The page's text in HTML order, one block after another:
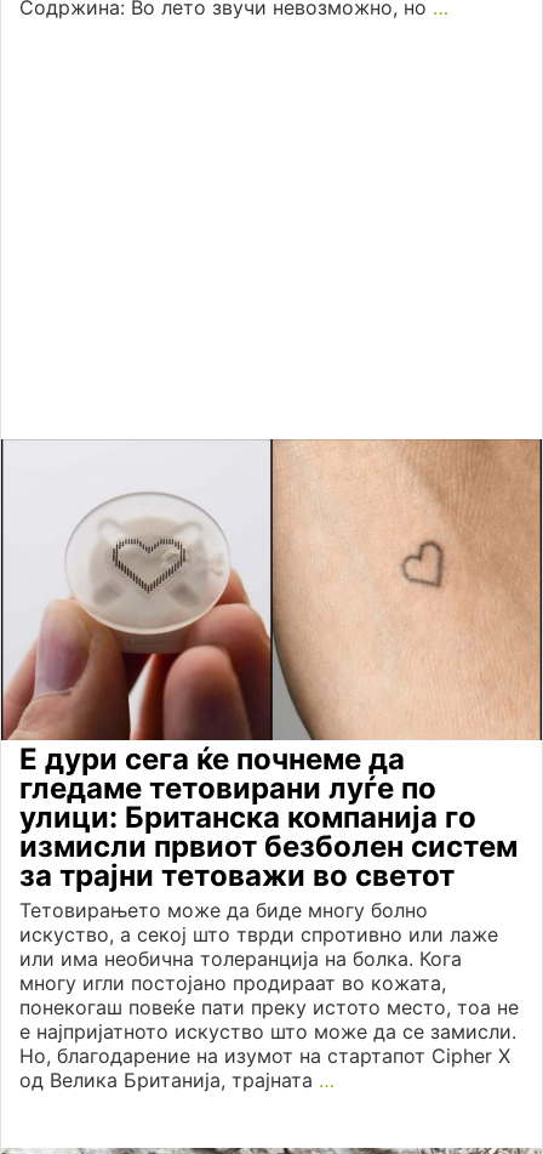
Содржина: Во лето звучи невозможно, но …
Е дури сега ќе почнеме да
гледаме тетовирани луѓе по
улици: Британска компанија го
измисли првиот безболен систем
за трајни тетоважи во светот
Тетовирањето може да биде многу болно
искуство, а секој што тврди спротивно или лаже
или има необична толеранција на болка. Кога
многу игли постојано продираат во кожата,
понекогаш повеќе пати преку истото место, тоа не
е најпријатното искуство што може да се замисли.
Но, благодарение на изумот на стартапот Cipher X
од Велика Британија, трајната …